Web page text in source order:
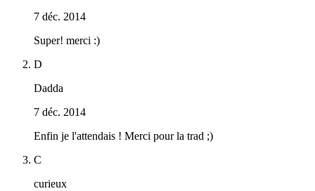
7 déc. 2014
Super! merci :)
D
Dadda
7 déc. 2014
Enfin je l'attendais ! Merci pour la trad ;)
C
curieux